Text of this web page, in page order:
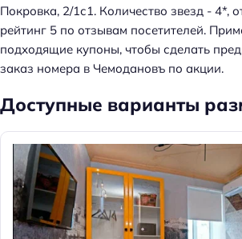
Покровка, 2/1с1. Количество звезд - 4*,
рейтинг 5 по отзывам посетителей.
подходящие купоны, чтобы сделать
заказ номера в Чемодановъ по акции.
Доступные варианты